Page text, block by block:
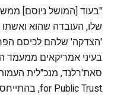
"בעוד [המושל ניוסם]
שלו, העובדה שהוא
'הצדקה' שלהם לכיסם
בעיני אמריקאים ממעמד